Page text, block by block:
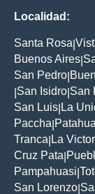
Localidad:
Santa Rosa
Buenos Aires
San Pedro
San Isidro San
San Luis La
Paccha
Tranca La
Cruz Pata
Pampahuasi
San Lorenzo